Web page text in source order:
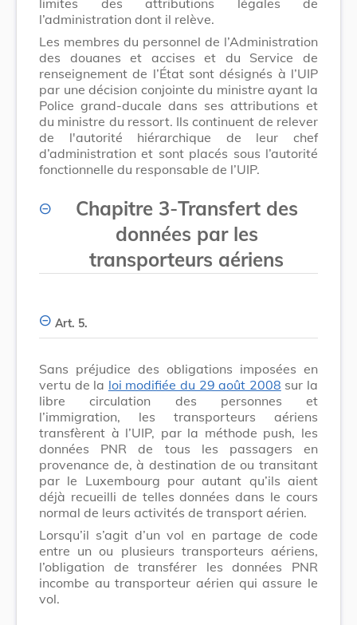
l’administration dont il relève.
Les membres du personnel de l’Administration
des douanes et accises et du Service de
renseignement de l’État sont désignés à l’UIP
par une décision conjointe du ministre ayant la
Police grand-ducale dans ses attributions et
du ministre du ressort. Ils continuent de relever
de l'autorité hiérarchique de leur chef
d’administration et sont placés sous l’autorité
fonctionnelle du responsable de l’UIP.
Chapitre 3-Transfert des
données par les
transporteurs aériens
Art. 5.
Sans préjudice des obligations imposées en
vertu de la loi modifiée du 29 août 2008 sur la
libre circulation des personnes et
l’immigration, les transporteurs aériens
transfèrent à l’UIP, par la méthode push, les
données PNR de tous les passagers en
provenance de, à destination de ou transitant
par le Luxembourg pour autant qu’ils aient
déjà recueilli de telles données dans le cours
normal de leurs activités de transport aérien.
Lorsqu’il s’agit d’un vol en partage de code
entre un ou plusieurs transporteurs aériens,
l’obligation de transférer les données PNR
incombe au transporteur aérien qui assure le
vol.